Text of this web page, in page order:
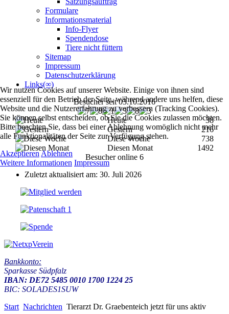
Formulare
Informationsmaterial
Info-Flyer
Spendendose
Tiere nicht füttern
Sitemap
Impressum
Datenschutzerklärung
Links(∞)
Besucher seit 03.10.2016
Heute
38
Gestern
216
Diese Woche
738
Diesen Monat
1492
Besucher online 6
Zuletzt aktualisiert am: 30. Juli 2026
Bankkonto:
Sparkasse Südpfalz
IBAN: DE72 5485 0010 1700 1224 25
BIC: SOLADES1SUW
Start Nachrichten Tierarzt Dr. Graebenteich jetzt für uns aktiv
Wir nutzen Cookies auf unserer Website. Einige von ihnen sind
essenziell für den Betrieb der Seite, während andere uns helfen, diese
Website und die Nutzererfahrung zu verbessern (Tracking Cookies).
Sie können selbst entscheiden, ob Sie die Cookies zulassen möchten.
Bitte beachten Sie, dass bei einer Ablehnung womöglich nicht mehr
alle Funktionalitäten der Seite zur Verfügung stehen.
AkzeptierenAblehnen
Weitere Informationen Impressum